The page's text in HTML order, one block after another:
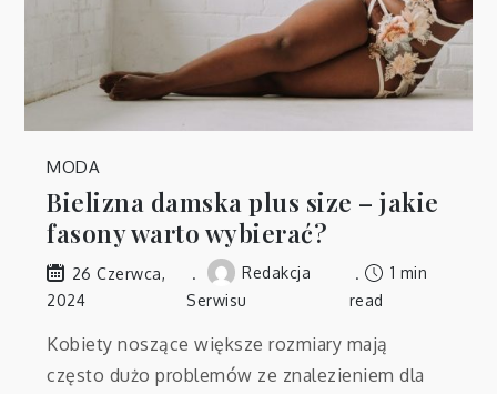
MODA
Bielizna damska plus size – jakie
fasony warto wybierać?
26 Czerwca,
2024
Redakcja
Serwisu
1 min
read
Kobiety noszące większe rozmiary mają
często dużo problemów ze znalezieniem dla